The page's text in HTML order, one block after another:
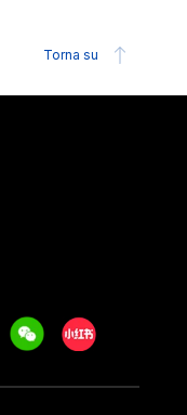
Torna su
WeechatXiaohongshu/